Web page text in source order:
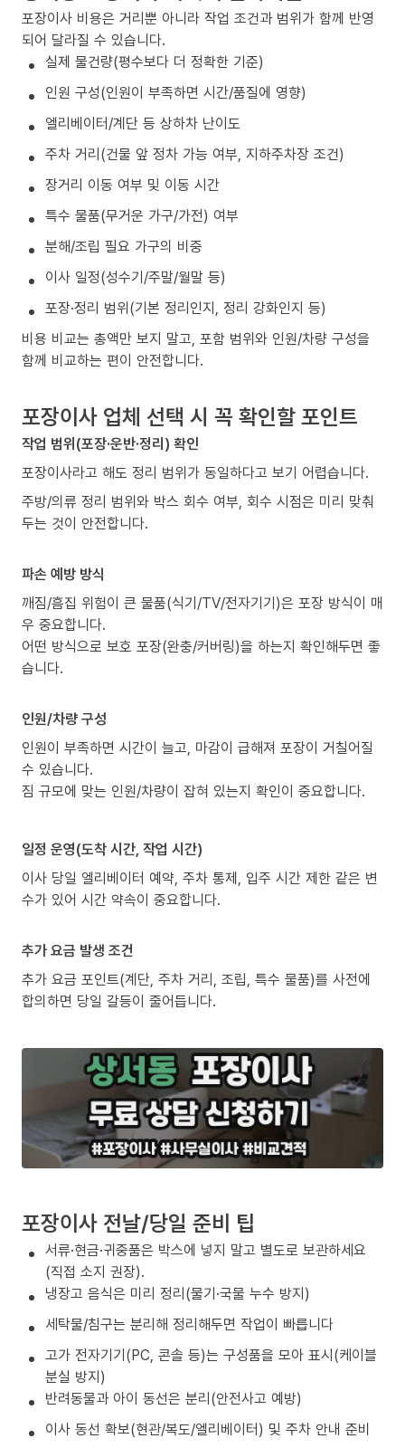
포장이사 비용은 거리뿐 아니라 작업 조건과 범위가 함께 반영
되어 달라질 수 있습니다.
실제 물건량(평수보다 더 정확한 기준)
인원 구성(인원이 부족하면 시간/품질에 영향)
엘리베이터/계단 등 상하차 난이도
주차 거리(건물 앞 정차 가능 여부, 지하주차장 조건)
장거리 이동 여부 및 이동 시간
특수 물품(무거운 가구/가전) 여부
분해/조립 필요 가구의 비중
이사 일정(성수기/주말/월말 등)
포장·정리 범위(기본 정리인지, 정리 강화인지 등)
비용 비교는 총액만 보지 말고, 포함 범위와 인원/차량 구성을
함께 비교하는 편이 안전합니다.
포장이사 업체 선택 시 꼭 확인할 포인트
작업 범위(포장·운반·정리) 확인
포장이사라고 해도 정리 범위가 동일하다고 보기 어렵습니다.
주방/의류 정리 범위와 박스 회수 여부, 회수 시점은 미리 맞춰
두는 것이 안전합니다.
파손 예방 방식
깨짐/흠집 위험이 큰 물품(식기/TV/전자기기)은 포장 방식이 매
우 중요합니다.
어떤 방식으로 보호 포장(완충/커버링)을 하는지 확인해두면 좋
습니다.
인원/차량 구성
인원이 부족하면 시간이 늘고, 마감이 급해져 포장이 거칠어질
수 있습니다.
짐 규모에 맞는 인원/차량이 잡혀 있는지 확인이 중요합니다.
일정 운영(도착 시간, 작업 시간)
이사 당일 엘리베이터 예약, 주차 통제, 입주 시간 제한 같은 변
수가 있어 시간 약속이 중요합니다.
추가 요금 발생 조건
추가 요금 포인트(계단, 주차 거리, 조립, 특수 물품)를 사전에
합의하면 당일 갈등이 줄어듭니다.
포장이사 전날/당일 준비 팁
서류·현금·귀중품은 박스에 넣지 말고 별도로 보관하세요
(직접 소지 권장).
냉장고 음식은 미리 정리(물기·국물 누수 방지)
세탁물/침구는 분리해 정리해두면 작업이 빠릅니다
고가 전자기기(PC, 콘솔 등)는 구성품을 모아 표시(케이블
분실 방지)
반려동물과 아이 동선은 분리(안전사고 예방)
이사 동선 확보(현관/복도/엘리베이터) 및 주차 안내 준비